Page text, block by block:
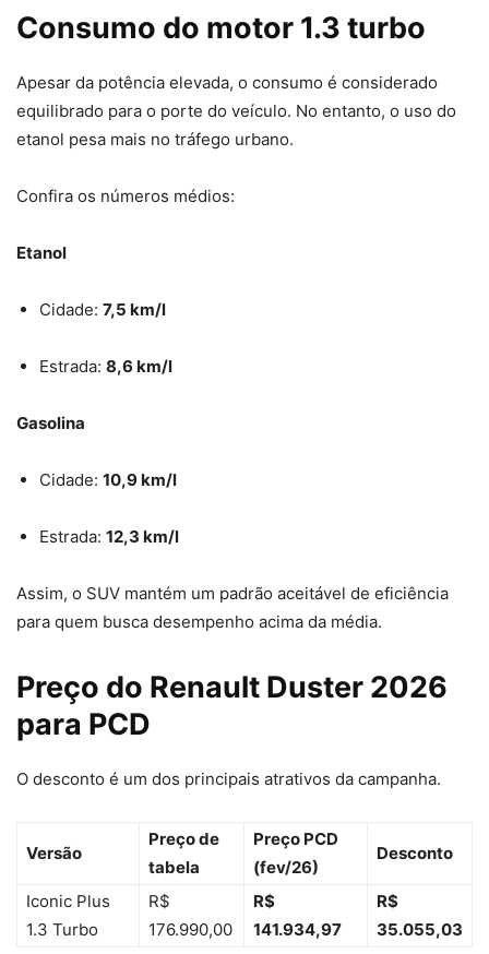
Consumo do motor 1.3 turbo
Apesar da potência elevada, o consumo é considerado
equilibrado para o porte do veículo. No entanto, o uso do
etanol pesa mais no tráfego urbano.
Confira os números médios:
Etanol
Cidade: 7,5 km/l
Estrada: 8,6 km/l
Gasolina
Cidade: 10,9 km/l
Estrada: 12,3 km/l
Assim, o SUV mantém um padrão aceitável de eficiência
para quem busca desempenho acima da média.
Preço do Renault Duster 2026
para PCD
O desconto é um dos principais atrativos da campanha.
Versão
Preço de
tabela
Preço PCD
(fev/26)
Desconto
Iconic Plus
1.3 Turbo
R$
176.990,00
R$
141.934,97
R$
35.055,03